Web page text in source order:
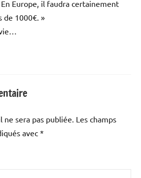
Europe, il faudra certainement
de 1000€. »
ne sera pas publiée. Les champs
avec *